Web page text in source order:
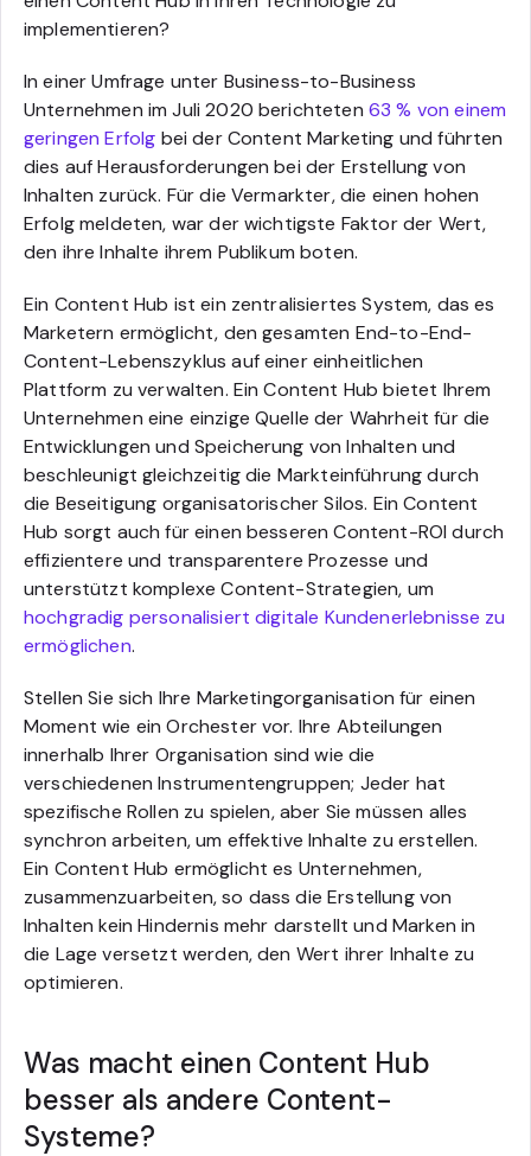
implementieren?
In einer Umfrage unter Business-to-Business
Unternehmen im Juli 2020 berichteten 63 % von einem
geringen Erfolg bei der Content Marketing und führten
dies auf Herausforderungen bei der Erstellung von
Inhalten zurück. Für die Vermarkter, die einen hohen
Erfolg meldeten, war der wichtigste Faktor der Wert,
den ihre Inhalte ihrem Publikum boten.
Ein Content Hub ist ein zentralisiertes System, das es
Marketern ermöglicht, den gesamten End-to-End-
Content-Lebenszyklus auf einer einheitlichen
Plattform zu verwalten. Ein Content Hub bietet Ihrem
Unternehmen eine einzige Quelle der Wahrheit für die
Entwicklungen und Speicherung von Inhalten und
beschleunigt gleichzeitig die Markteinführung durch
die Beseitigung organisatorischer Silos. Ein Content
Hub sorgt auch für einen besseren Content-ROI durch
effizientere und transparentere Prozesse und
unterstützt komplexe Content-Strategien, um
hochgradig personalisiert digitale Kundenerlebnisse zu
ermöglichen.
Stellen Sie sich Ihre Marketingorganisation für einen
Moment wie ein Orchester vor. Ihre Abteilungen
innerhalb Ihrer Organisation sind wie die
verschiedenen Instrumentengruppen; Jeder hat
spezifische Rollen zu spielen, aber Sie müssen alles
synchron arbeiten, um effektive Inhalte zu erstellen.
Ein Content Hub ermöglicht es Unternehmen,
zusammenzuarbeiten, so dass die Erstellung von
Inhalten kein Hindernis mehr darstellt und Marken in
die Lage versetzt werden, den Wert ihrer Inhalte zu
optimieren.
Was macht einen Content Hub
besser als andere Content-
Systeme?